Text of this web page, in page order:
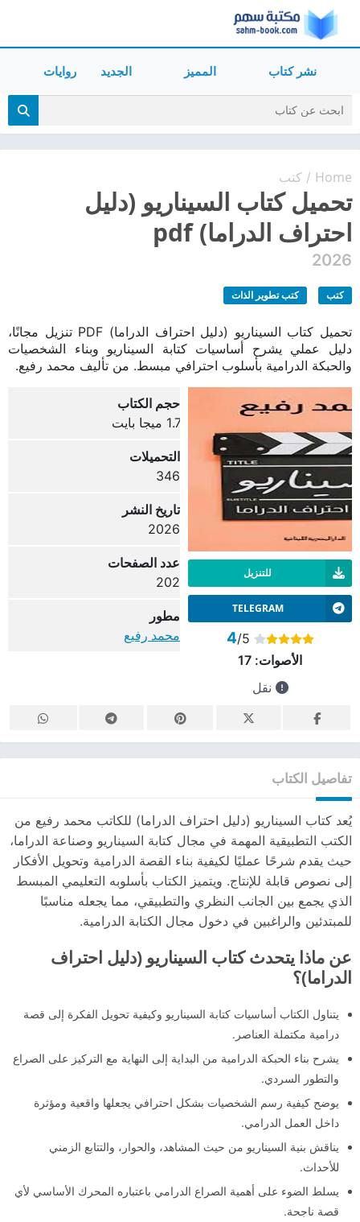
نشر كتاب المميز الجديد روايات
Home
/ كتب
تحميل كتاب السيناريو (دليل
احتراف الدراما) pdf
2026
كتب كتب تطوير الذات
تحميل كتاب السيناريو (دليل احتراف الدراما) PDF تنزيل مجانًا،
دليل عملي يشرح أساسيات كتابة السيناريو وبناء الشخصيات
والحبكة الدرامية بأسلوب احترافي مبسط. من تأليف محمد رفيع.
للتنزيل
TELEGRAM
4/5
الأصوات: 17
نقل
حجم الكتاب
1.7 ميجا بايت
التحميلات
346
تاريخ النشر
2026
عدد الصفحات
202
مطور
محمد رفيع
تفاصيل الكتاب
يُعد كتاب السيناريو (دليل احتراف الدراما) للكاتب محمد رفيع من
الكتب التطبيقية المهمة في مجال كتابة السيناريو وصناعة الدراما،
حيث يقدم شرحًا عمليًا لكيفية بناء القصة الدرامية وتحويل الأفكار
إلى نصوص قابلة للإنتاج. ويتميز الكتاب بأسلوبه التعليمي المبسط
الذي يجمع بين الجانب النظري والتطبيقي، مما يجعله مناسبًا
للمبتدئين والراغبين في دخول مجال الكتابة الدرامية.
عن ماذا يتحدث كتاب السيناريو (دليل احتراف
الدراما)؟
يتناول الكتاب أساسيات كتابة السيناريو وكيفية تحويل الفكرة إلى قصة
درامية مكتملة العناصر.
يشرح بناء الحبكة الدرامية من البداية إلى النهاية مع التركيز على الصراع
والتطور السردي.
يوضح كيفية رسم الشخصيات بشكل احترافي يجعلها واقعية ومؤثرة
داخل العمل الدرامي.
يناقش بنية السيناريو من حيث المشاهد، والحوار، والتتابع الزمني
للأحداث.
يسلط الضوء على أهمية الصراع الدرامي باعتباره المحرك الأساسي لأي
قصة ناجحة.